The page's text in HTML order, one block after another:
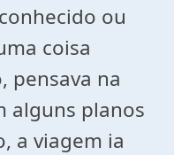
ou
coisa
pensava na
alguns planos
a viagem ia